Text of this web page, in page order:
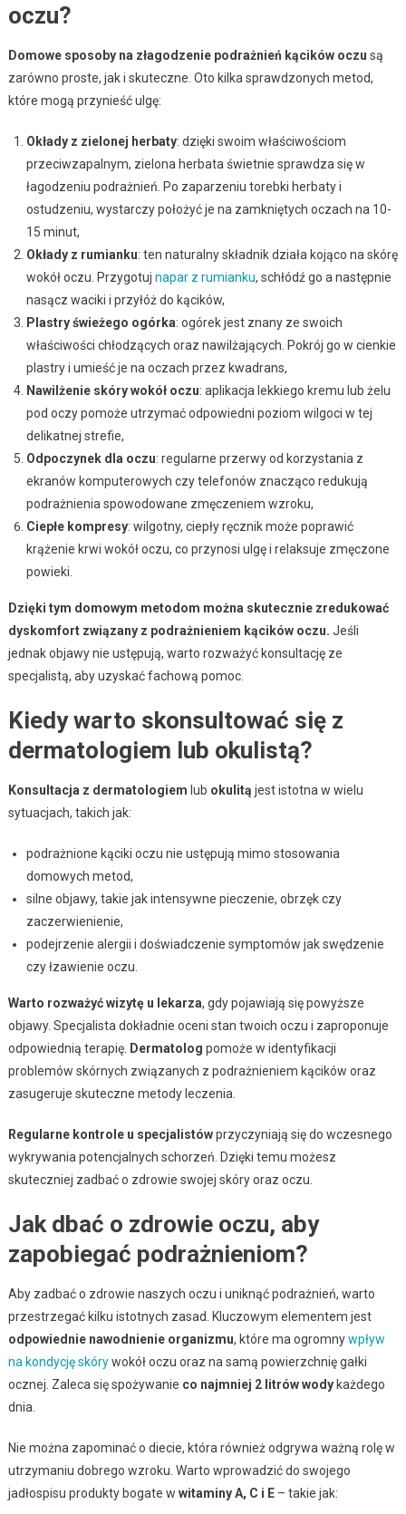
oczu?
Domowe sposoby na złagodzenie podrażnień kącików oczu są
zarówno proste, jak i skuteczne. Oto kilka sprawdzonych metod,
które mogą przynieść ulgę:
Okłady z zielonej herbaty: dzięki swoim właściwościom
przeciwzapalnym, zielona herbata świetnie sprawdza się w
łagodzeniu podrażnień. Po zaparzeniu torebki herbaty i
ostudzeniu, wystarczy położyć je na zamkniętych oczach na 10-
15 minut,
Okłady z rumianku: ten naturalny składnik działa kojąco na skórę
wokół oczu. Przygotuj napar z rumianku, schłódź go a następnie
nasącz waciki i przyłóż do kącików,
Plastry świeżego ogórka: ogórek jest znany ze swoich
właściwości chłodzących oraz nawilżających. Pokrój go w cienkie
plastry i umieść je na oczach przez kwadrans,
Nawilżenie skóry wokół oczu: aplikacja lekkiego kremu lub żelu
pod oczy pomoże utrzymać odpowiedni poziom wilgoci w tej
delikatnej strefie,
Odpoczynek dla oczu: regularne przerwy od korzystania z
ekranów komputerowych czy telefonów znacząco redukują
podrażnienia spowodowane zmęczeniem wzroku,
Ciepłe kompresy: wilgotny, ciepły ręcznik może poprawić
krążenie krwi wokół oczu, co przynosi ulgę i relaksuje zmęczone
powieki.
Dzięki tym domowym metodom można skutecznie zredukować
dyskomfort związany z podrażnieniem kącików oczu. Jeśli
jednak objawy nie ustępują, warto rozważyć konsultację ze
specjalistą, aby uzyskać fachową pomoc.
Kiedy warto skonsultować się z
dermatologiem lub okulistą?
Konsultacja z dermatologiem lub okulitą jest istotna w wielu
sytuacjach, takich jak:
podrażnione kąciki oczu nie ustępują mimo stosowania
domowych metod,
silne objawy, takie jak intensywne pieczenie, obrzęk czy
zaczerwienienie,
podejrzenie alergii i doświadczenie symptomów jak swędzenie
czy łzawienie oczu.
Warto rozważyć wizytę u lekarza, gdy pojawiają się powyższe
objawy. Specjalista dokładnie oceni stan twoich oczu i zaproponuje
odpowiednią terapię. Dermatolog pomoże w identyfikacji
problemów skórnych związanych z podrażnieniem kącików oraz
zasugeruje skuteczne metody leczenia.
Regularne kontrole u specjalistówprzyczyniają się do wczesnego
wykrywania potencjalnych schorzeń. Dzięki temu możesz
skuteczniej zadbać o zdrowie swojej skóry oraz oczu.
Jak dbać o zdrowie oczu, aby
zapobiegać podrażnieniom?
Aby zadbać o zdrowie naszych oczu i uniknąć podrażnień, warto
przestrzegać kilku istotnych zasad. Kluczowym elementem jest
odpowiednie nawodnienie organizmu, które ma ogromnywpływ
na kondycję skórywokół oczu oraz na samą powierzchnię gałki
ocznej. Zaleca się spożywanie co najmniej 2 litrów wodykażdego
dnia.
Nie można zapominać o diecie, która również odgrywa ważną rolę w
utrzymaniu dobrego wzroku. Warto wprowadzić do swojego
jadłospisu produkty bogate w witaminy A, C i E– takie jak: